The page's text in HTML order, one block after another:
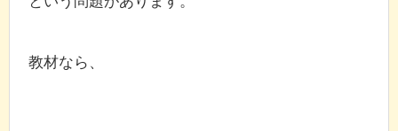
教材なら、